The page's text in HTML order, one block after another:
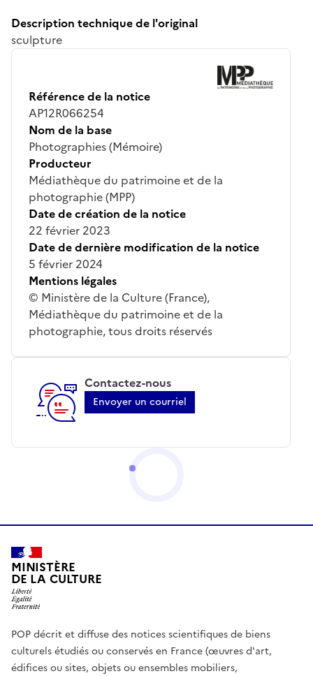
Description technique de l'original
sculpture
Référence de la notice
AP12R066254
Nom de la base
Photographies (Mémoire)
Producteur
Médiathèque du patrimoine et de la
photographie (MPP)
Date de création de la notice
22 février 2023
Date de dernière modification de la notice
5 février 2024
Mentions légales
© Ministère de la Culture (France),
Médiathèque du patrimoine et de la
photographie, tous droits réservés
Contactez-nous
Envoyer un courriel
MINISTÈRE
DE LA CULTURE
POP décrit et diffuse des notices scientifiques de biens
culturels étudiés ou conservés en France (œuvres d'art,
édifices ou sites, objets ou ensembles mobiliers,